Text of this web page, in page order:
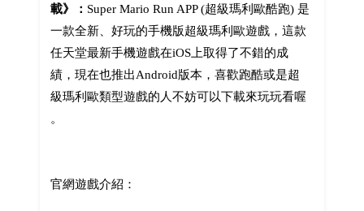
載》： Super Mario Run APP (超級瑪利歐酷跑) 是
一款全新、好玩的手機版超級瑪利歐遊戲，這款
任天堂最新手機遊戲在iOS上取得了不錯的成
績，現在也推出Android版本，喜歡跑酷或是超
級瑪利歐類型遊戲的人不妨可以下載來玩玩看喔
。
官網遊戲介紹：